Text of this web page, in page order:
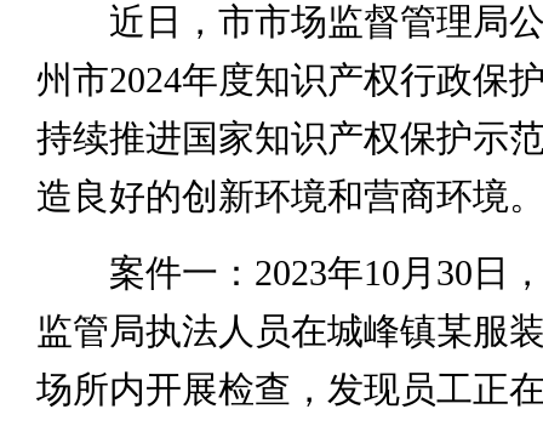
近日，市市场监督管理局公
州市2024年度知识产权行政保
持续推进国家知识产权保护示
造良好的创新环境和营商环境
案件一：2023年10月30日
监管局执法人员在城峰镇某服
场所内开展检查，发现员工正